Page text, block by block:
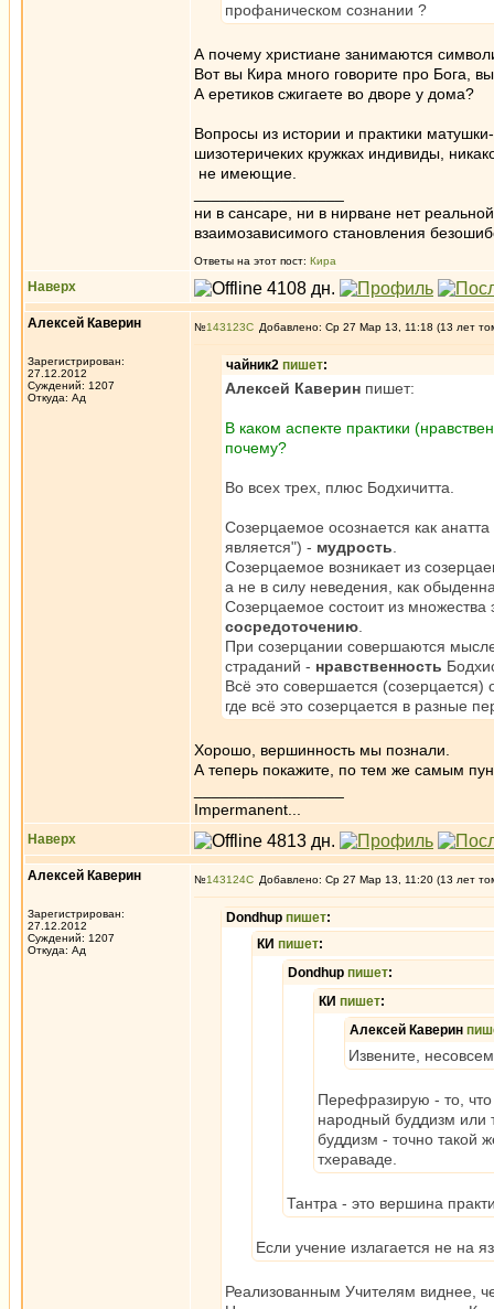
профаническом сознании ?
А почему христиане занимаются
Вот вы Кира много говорите про Бога,
А еретиков сжигаете во дворе у дома?
Вопросы из истории и практики
шизотеричеких кружках индивиды,
не имеющие.
ни в сансаре, ни в нирване нет
взаимозависимого становления
Ответы на этот пост: Кира
Наверх
Алексей Каверин
Зарегистрирован:
27.12.2012
Суждений: 1207
Откуда: Ад
№143123 Добавлено: Ср 27 Мар 13, 11:18 (13 лет
чайник2 пишет:
Алексей Каверин пишет:
В каком аспекте практики
почему?
Во всех трех, плюс Бодхичитта.
Созерцаемое осознается как
является") - мудрость
Созерцаемое возникает из
а не в силу неведения, как
Созерцаемое состоит из множества
сосредоточению
При созерцании совершаются
страданий - нравственность
Всё это совершается
где всё это созерцается в
Хорошо, вершинность мы познали.
А теперь покажите, по тем же самым
Impermanent...
Наверх
Алексей Каверин
Зарегистрирован:
27.12.2012
Суждений: 1207
Откуда: Ад
№143124 Добавлено: Ср 27 Мар 13, 11:20 (13 лет
Dondhup пишет:
КИ пишет:
Dondhup пишет:
КИ пишет:
Алексей Каверин
Извените,
Перефразирую - то,
народный буддизм или
буддизм - точно такой
тхераваде.
Тантра - это вершина
Если учение излагается не на
Реализованным Учителям виднее,